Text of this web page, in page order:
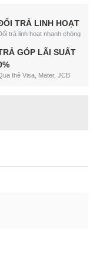
TRẢ LINH HOẠT
trả linh hoạt nhanh chóng
GÓP LÃI SUẤT
thẻ Visa, Mater, JCB